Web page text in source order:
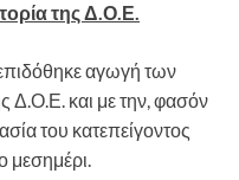
της Δ.Ο.Ε.
αγωγή των
Δ.Ο.Ε. και με την, φασόν
του κατεπείγοντος
μεσημέρι.